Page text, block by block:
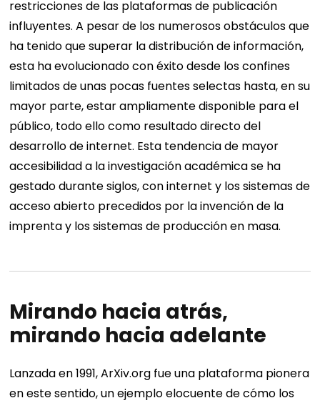
restricciones de las plataformas de publicación
influyentes. A pesar de los numerosos obstáculos que
ha tenido que superar la distribución de información,
esta ha evolucionado con éxito desde los confines
limitados de unas pocas fuentes selectas hasta, en su
mayor parte, estar ampliamente disponible para el
público, todo ello como resultado directo del
desarrollo de internet. Esta tendencia de mayor
accesibilidad a la investigación académica se ha
gestado durante siglos, con internet y los sistemas de
acceso abierto precedidos por la invención de la
imprenta y los sistemas de producción en masa.
Mirando hacia atrás,
mirando hacia adelante
Lanzada en 1991, ArXiv.org fue una plataforma pionera
en este sentido, un ejemplo elocuente de cómo los